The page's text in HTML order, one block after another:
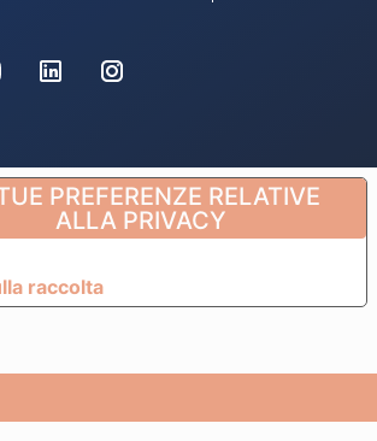
raccolta
PREFERENZE RELATIVE
ALLA PRIVACY